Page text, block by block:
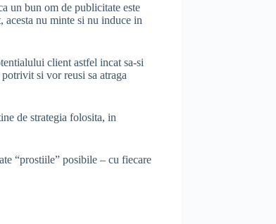
un bun om de publicitate este
acesta nu minte si nu induce in
client astfel incat sa-si
si vor reusi sa atraga
de strategia folosita, in
“prostiile” posibile – cu fiecare